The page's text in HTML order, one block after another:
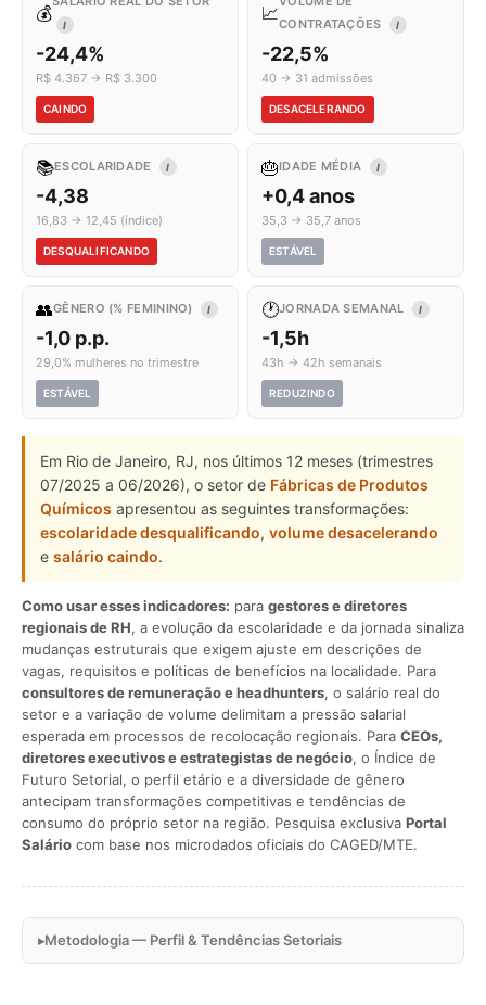
💰
I
-24,4%
R$ 4.367 → R$ 3.300
CAINDO
📈CONTRATAÇÕES
I
-22,5%
40 → 31 admissões
DESACELERANDO
📚ESCOLARIDADE I
-4,38
16,83 → 12,45 (índice)
DESQUALIFICANDO
🎂IDADE MÉDIA I
+0,4 anos
35,3 → 35,7 anos
ESTÁVEL
👥GÊNERO (% FEMININO) I
-1,0 p.p.
29,0% mulheres no trimestre
ESTÁVEL
🕐JORNADA SEMANAL I
-1,5h
43h → 42h semanais
REDUZINDO
Em Rio de Janeiro, RJ, nos últimos 12 meses (trimestres
07/2025 a 06/2026), o setor de Fábricas de Produtos
Químicos apresentou as seguintes transformações:
escolaridade desqualificando, volume desacelerando
e salário caindo.
Como usar esses indicadores: para gestores e diretores
regionais de RH, a evolução da escolaridade e da jornada sinaliza
mudanças estruturais que exigem ajuste em descrições de
vagas, requisitos e políticas de benefícios na localidade. Para
consultores de remuneração e headhunters, o salário real do
setor e a variação de volume delimitam a pressão salarial
esperada em processos de recolocação regionais. Para CEOs,
diretores executivos e estrategistas de negócio, o Índice de
Futuro Setorial, o perfil etário e a diversidade de gênero
antecipam transformações competitivas e tendências de
consumo do próprio setor na região. Pesquisa exclusiva Portal
Salário com base nos microdados oficiais do CAGED/MTE.
Metodologia — Perfil & Tendências Setoriais